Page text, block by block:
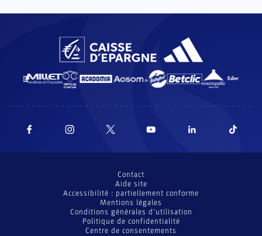
Contact
Aide site
Accessibilité : partiellement conforme
Mentions légales
Conditions générales d’utilisation
Politique de confidentialité
Centre de consentements